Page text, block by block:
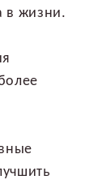
в жизни.